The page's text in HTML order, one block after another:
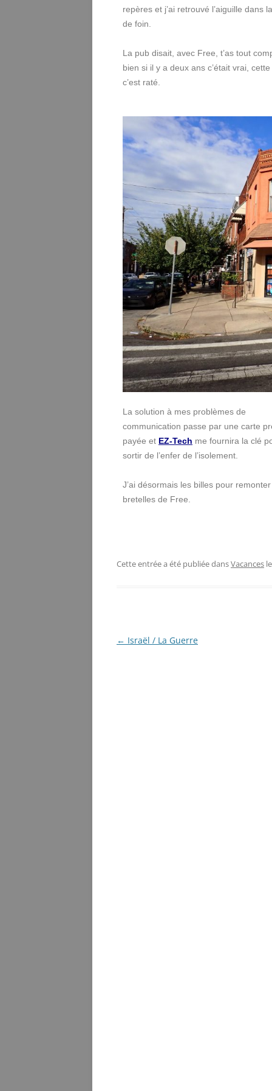
repères et j’ai retrouvé l’aiguille dans
de foin.
La pub disait, avec Free, t’as tout
bien si il y a deux ans c’était vrai,
c’est raté.
La solution à mes problèmes de
communication passe par une carte
payée et EZ-Tech me fournira la clé
sortir de l’enfer de l’isolement.
J’ai désormais les billes pour
bretelles de Free.
Cette entrée a été publiée dansVacances
Navigation
← Israël / La Guerre